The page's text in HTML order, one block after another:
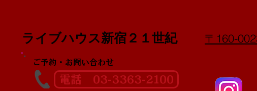
ライブハウス新宿２１世紀 〒160-
ご予約・お問い合わせ
電話 03-3363-2100